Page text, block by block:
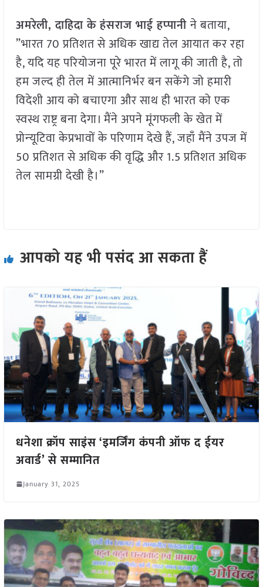
अमरेली, दाहिदा के हंसराज भाई हप्‍पानीने बताया,
”भारत 70 प्रतिशत से अधिक खाद्य तेल आयात कर रहा
है, यदि यह परियोजना पूरे भारत में लागू की जाती है, तो
हम जल्द ही तेल में आत्मानिर्भर बन सकेंगे जो हमारी
विदेशी आय को बचाएगा और साथ ही भारत को एक
स्वस्थ राष्ट्र बना देगा। मैंने अपने मूंगफली के खेत में
प्रोन्‍यूटिवा केप्रभावों के परिणाम देखे हैं, जहाँ मैंने उपज में
50 प्रतिशत से अधिक की वृद्धि और 1.5 प्रतिशत अधिक
तेल सामग्री देखी है।”
आपको यह भी पसंद आ सकता हैं
धनेशा क्रॉप साइंस ‘इमर्जिंग कंपनी ऑफ द ईयर
अवार्ड’ से सम्मानित
January 31, 2025